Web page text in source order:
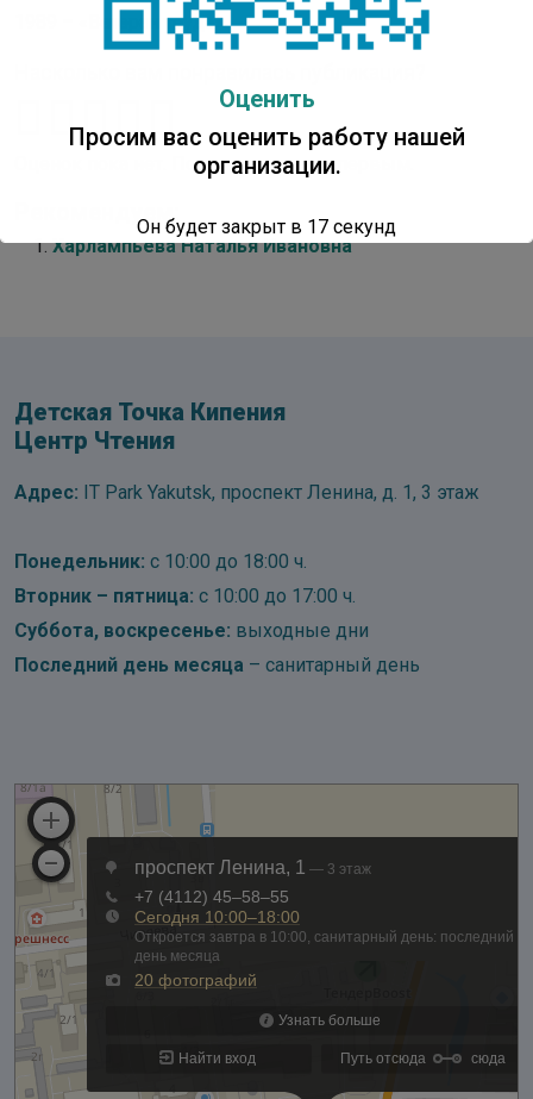
1989 – «Ветеран труда»
Оценок пока нет. Поставьте оценку первым.
Рекомендуем:
Харлампьева Наталья Ивановна
Детская Точка Кипения
Центр Чтения
Адрес: IT Park Yakutsk, проспект Ленина, д. 1, 3 этаж
Понедельник: с 10:00 до 18:00 ч.
Вторник – пятница: с 10:00 до 17:00 ч.
Суббота, воскресенье: выходные дни
Последний день месяца – санитарный день
Оценить
Просим вас оценить работу нашей
организации.
Он будет закрыт в 16 секунд